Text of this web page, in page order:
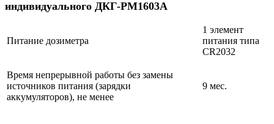
индивидуального ДКГ-РМ1603А
Питание дозиметра
1 элемент
питания типа
CR2032
Время непрерывной работы без замены
источников питания (зарядки
аккумуляторов), не менее
9 мес.